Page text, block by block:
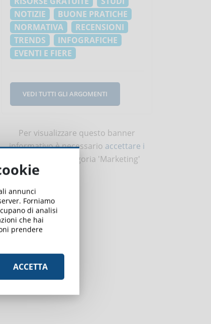
NOTIZIE
BUONE PRATICHE
NORMATIVA
RECENSIONI
TRENDS
INFOGRAFICHE
EVENTI E FIERE
VEDI TUTTI GLI ARGOMENTI
Per visualizzare questo banner
informativo è necessario accettare i
della categoria 'Marketing'
annunci
Forniamo
di analisi
che hai
prendere
ACCETTA